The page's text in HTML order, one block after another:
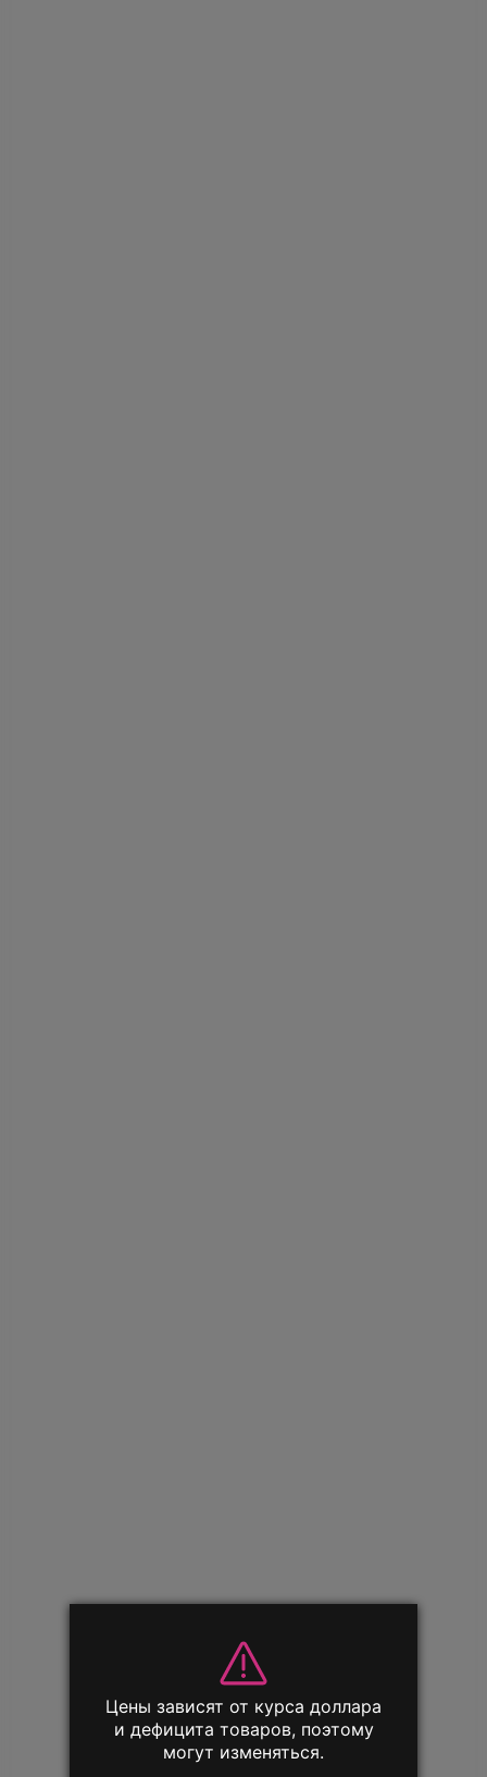
Обменяй свой
телефон выгодно!
Единственный повод расстаться
Цены зависят от курса доллара
и дефицита товаров, поэтому
могут изменяться.